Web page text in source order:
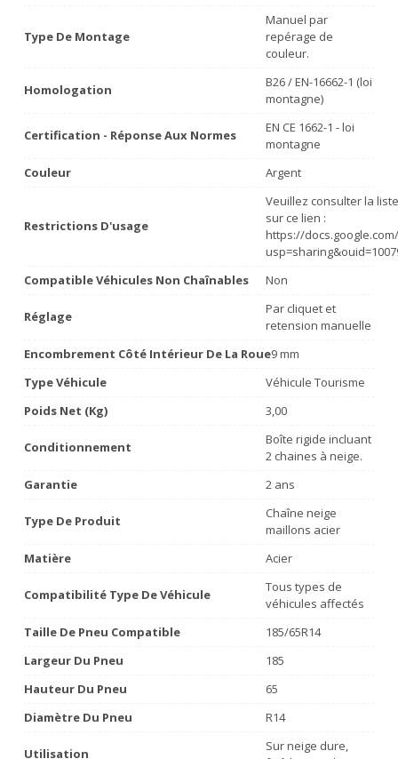
Type De Montage
Manuel par
repérage de
couleur.
Homologation
B26 / EN-16662-1 (loi
montagne)
Certification - Réponse Aux Normes
EN CE 1662-1 - loi
montagne
Couleur
Argent
Restrictions D'usage
Veuillez consulter la
sur ce lien :
https://
Compatible Véhicules Non Chaînables
Non
Réglage
Par cliquet et
retension manuelle
Encombrement Côté Intérieur De La Roue9 mm
Type Véhicule
Véhicule Tourisme
Poids Net (Kg)
3,00
Conditionnement
Boîte rigide incluant
2 chaines à neige.
Garantie
2 ans
Type De Produit
Chaîne neige
maillons acier
Matière
Acier
Compatibilité Type De Véhicule
Tous types de
véhicules affectés
Taille De Pneu Compatible
185/65R14
Largeur Du Pneu
185
Hauteur Du Pneu
65
Diamètre Du Pneu
R14
Utilisation
Sur neige dure,